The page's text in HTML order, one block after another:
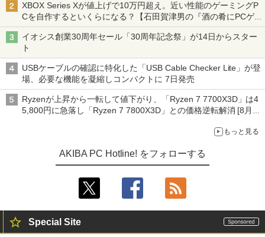
XBOX Series Xが値上げで10万円超え。近い性能のゲーミングP
Cを自作するといくらになる？【石田賀津男の『酒の肴にPCゲ
ーム』】
イオシス創業30周年セール「30周年記念祭」が14日からスター
ト
USBケーブルの確認に特化した「USB Cable Checker Lite」が登
場、必要な機能を凝縮しコンパクトに 7日発売
Ryzenが上昇から一転して値下がり、「Ryzen 7 7700X3D」は4
5,800円に急落し「Ryzen 7 7800X3D」との価格逆転解消 [8月前
もっと見る
AKIBA PC Hotline! をフォローする
Special Site